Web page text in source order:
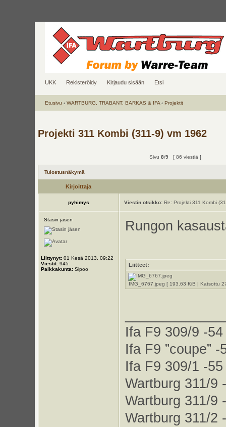
UKK Rekisteröidy Kirjaudu sisään Etsi
Etusivu ‹ WARTBURG, TRABANT, BARKAS & IFA ‹ Projektit
Projekti 311 Kombi (311-9) vm 1962
Sivu 8/9[ 86 viestiä ]
Tulostusnäkymä
Kirjoittaja
pyhimys Viestin otsikko:Re: Projekti 311 Kombi
Stasin jäsen
Liittynyt:01 Kesä 2013, 09:22
Viestit:945
Paikkakunta:Sipoo
Rungon
Liitteet:
IMG_6767.jpeg [ 193.63 KiB | Katsottu
Ifa F9 309/9 -54
Ifa F9 ”coupe” -
Ifa F9 309/1 -55
Wartburg 311/9
Wartburg 311/9
Wartburg 311/2